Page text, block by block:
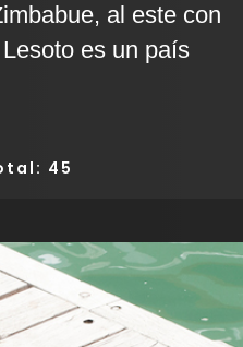
al este con
es un país
45